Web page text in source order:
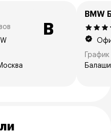
B
BMW